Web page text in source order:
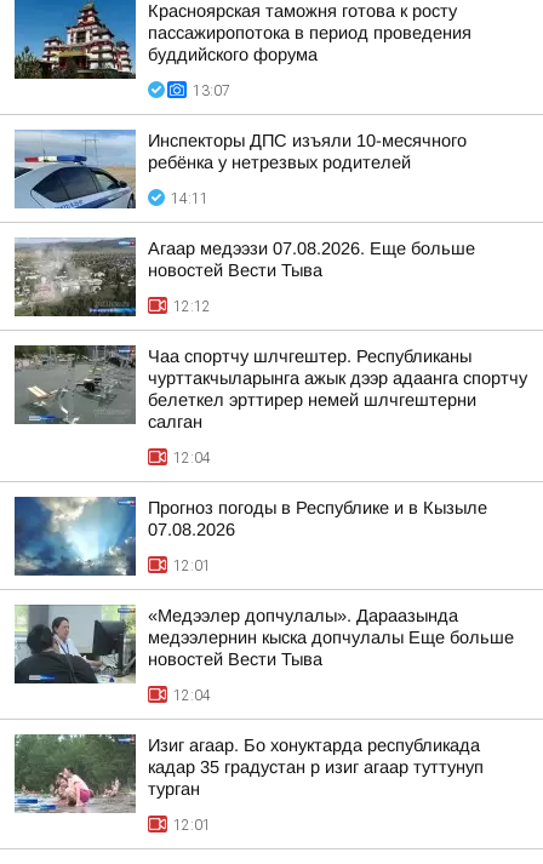
Красноярская таможня готова к росту
пассажиропотока в период проведения
буддийского форума
13:07
Инспекторы ДПС изъяли 10-месячного
ребёнка у нетрезвых родителей
14:11
Агаар медээзи 07.08.2026. Еще больше
новостей Вести Тыва
12:12
Чаа спортчу шлчгештер. Республиканы
чурттакчыларынга ажык дээр адаанга спортчу
белеткел эрттирер немей шлчгештерни
салган
12:04
Прогноз погоды в Республике и в Кызыле
07.08.2026
12:01
«Медээлер допчулалы». Дараазында
медээлернин кыска допчулалы Еще больше
новостей Вести Тыва
12:04
Изиг агаар. Бо хонуктарда республикада
кадар 35 градустан р изиг агаар туттунуп
турган
12:01